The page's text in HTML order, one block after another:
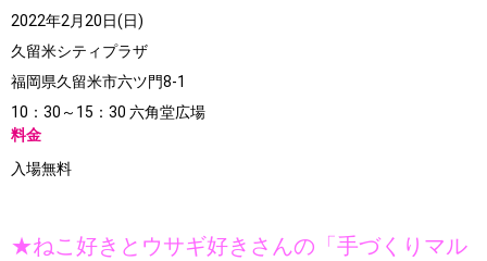
2022年2月20日(日)
久留米シティプラザ
福岡県久留米市六ツ門8-1
10：30～15：30 六角堂広場
料金
入場無料
★ねこ好きとウサギ好きさんの「手づくりマル